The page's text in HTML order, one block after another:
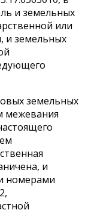
и земельных
или
и земельных
земельных
межевания
и
номерами